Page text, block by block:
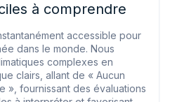
à comprendre
accessible pour
dans le monde. Nous
complexes en
clairs, allant de « Aucun
», fournissant des évaluations